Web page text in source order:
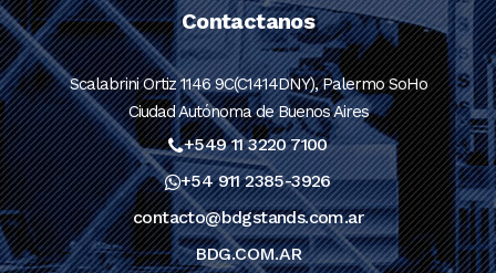
Contactanos
Scalabrini Ortiz 1146 9C(C1414DNY), Palermo SoHo
Ciudad Autónoma de Buenos Aires
+549 11 3220 7100
+54 911 2385-3926
contacto@bdgstands.com.ar
BDG.COM.AR